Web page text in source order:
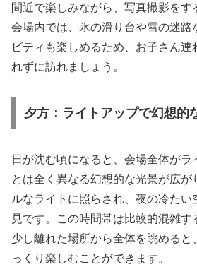
間近で楽しみながら、写真撮影をす
会場内では、氷の滑り台や雪の迷路
ビティも楽しめるため、お子さん連
れずに訪れましょう。
夕方：ライトアップで幻想的
日が沈む頃になると、会場全体がラ
とは全く異なる幻想的な光景が広が
ルなライトに照らされ、夜の冷た
見です。この時間帯は比較的混雑す
少し離れた場所から全体を眺めると
っくり楽しむことができます。